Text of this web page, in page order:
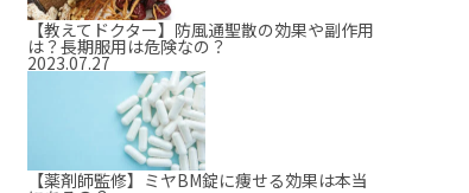
【教えてドクター】防風通聖散の効果や副作用
は？長期服用は危険なの？
2023.07.27
【薬剤師監修】ミヤBM錠に痩せる効果は本当